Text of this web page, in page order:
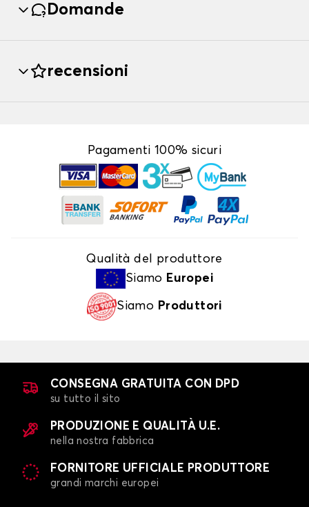
Domande
recensioni
Pagamenti 100% sicuri
Qualità del produttore
Siamo Europei
Siamo Produttori
CONSEGNA GRATUITA CON DPD
su tutto il sito
PRODUZIONE E QUALITÀ U.E.
nella nostra fabbrica
FORNITORE UFFICIALE PRODUTTORE
grandi marchi europei